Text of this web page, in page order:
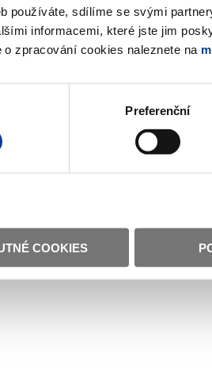
používáte, sdílíme se svými
informacemi, které jste jim
o zpracování cookies naleznete na
Preferenční
COOKIES